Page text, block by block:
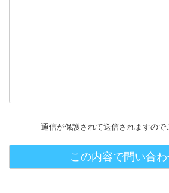
通信が保護されて送信されますので